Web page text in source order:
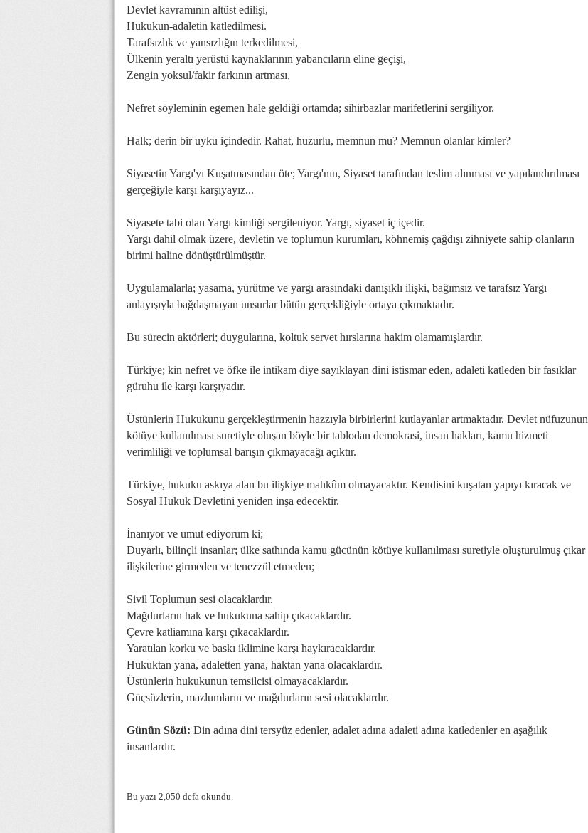
Devlet kavramının altüst edilişi,
Hukukun-adaletin katledilmesi.
Tarafsızlık ve yansızlığın terkedilmesi,
Ülkenin yeraltı yerüstü kaynaklarının yabancıların eline geçişi,
Zengin yoksul/fakir farkının artması,
Nefret söyleminin egemen hale geldiği ortamda; sihirbazlar marifetlerini sergiliyor.
Halk; derin bir uyku içindedir. Rahat, huzurlu, memnun mu? Memnun olanlar kimler?
Siyasetin Yargı'yı Kuşatmasından öte; Yargı'nın, Siyaset tarafından teslim alınması ve yapılandırılması
gerçeğiyle karşı karşıyayız...
Siyasete tabi olan Yargı kimliği sergileniyor. Yargı, siyaset iç içedir.
Yargı dahil olmak üzere, devletin ve toplumun kurumları, köhnemiş çağdışı zihniyete sahip olanların
birimi haline dönüştürülmüştür.
Uygulamalarla; yasama, yürütme ve yargı arasındaki danışıklı ilişki, bağımsız ve tarafsız Yargı
anlayışıyla bağdaşmayan unsurlar bütün gerçekliğiyle ortaya çıkmaktadır.
Bu sürecin aktörleri; duygularına, koltuk servet hırslarına hakim olamamışlardır.
Türkiye; kin nefret ve öfke ile intikam diye sayıklayan dini istismar eden, adaleti katleden bir fasıklar
güruhu ile karşı karşıyadır.
Üstünlerin Hukukunu gerçekleştirmenin hazzıyla birbirlerini kutlayanlar artmaktadır. Devlet nüfuzunun
kötüye kullanılması suretiyle oluşan böyle bir tablodan demokrasi, insan hakları, kamu hizmeti
verimliliği ve toplumsal barışın çıkmayacağı açıktır.
Türkiye, hukuku askıya alan bu ilişkiye mahkûm olmayacaktır. Kendisini kuşatan yapıyı kıracak ve
Sosyal Hukuk Devletini yeniden inşa edecektir.
İnanıyor ve umut ediyorum ki;
Duyarlı, bilinçli insanlar; ülke sathında kamu gücünün kötüye kullanılması suretiyle oluşturulmuş çıkar
ilişkilerine girmeden ve tenezzül etmeden;
Sivil Toplumun sesi olacaklardır.
Mağdurların hak ve hukukuna sahip çıkacaklardır.
Çevre katliamına karşı çıkacaklardır.
Yaratılan korku ve baskı iklimine karşı haykıracaklardır.
Hukuktan yana, adaletten yana, haktan yana olacaklardır.
Üstünlerin hukukunun temsilcisi olmayacaklardır.
Güçsüzlerin, mazlumların ve mağdurların sesi olacaklardır.
Günün Sözü: Din adına dini tersyüz edenler, adalet adına adaleti adına katledenler en aşağılık
insanlardır.
Bu yazı 2,050 defa okundu.